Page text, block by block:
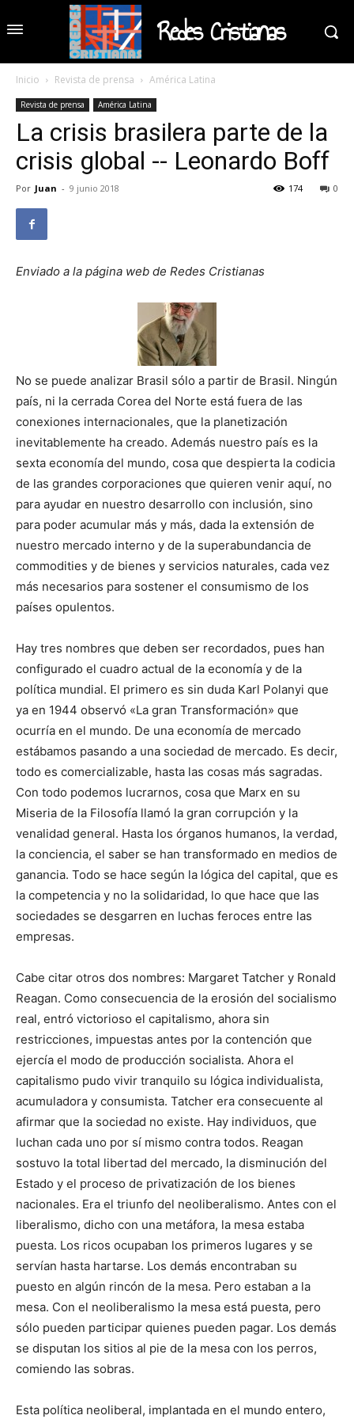
Redes Cristianas
Inicio Revista de prensa América Latina
Revista de prensa América Latina
La crisis brasilera parte de la
crisis global -- Leonardo Boff
Por Juan - 9 junio 2018 0
174
Enviado a la página web de Redes Cristianas
No se puede analizar Brasil sólo a partir de Brasil. Ningún
país, ni la cerrada Corea del Norte está fuera de las
conexiones internacionales, que la planetización
inevitablemente ha creado. Además nuestro país es la
sexta economía del mundo, cosa que despierta la codicia
de las grandes corporaciones que quieren venir aquí, no
para ayudar en nuestro desarrollo con inclusión, sino
para poder acumular más y más, dada la extensión de
nuestro mercado interno y de la superabundancia de
commodities y de bienes y servicios naturales, cada vez
más necesarios para sostener el consumismo de los
países opulentos.
Hay tres nombres que deben ser recordados, pues han
configurado el cuadro actual de la economía y de la
política mundial. El primero es sin duda Karl Polanyi que
ya en 1944 observó «La gran Transformación» que
ocurría en el mundo. De una economía de mercado
estábamos pasando a una sociedad de mercado. Es decir,
todo es comercializable, hasta las cosas más sagradas.
Con todo podemos lucrarnos, cosa que Marx en su
Miseria de la Filosofía llamó la gran corrupción y la
venalidad general. Hasta los órganos humanos, la verdad,
la conciencia, el saber se han transformado en medios de
ganancia. Todo se hace según la lógica del capital, que es
la competencia y no la solidaridad, lo que hace que las
sociedades se desgarren en luchas feroces entre las
empresas.
Cabe citar otros dos nombres: Margaret Tatcher y Ronald
Reagan. Como consecuencia de la erosión del socialismo
real, entró victorioso el capitalismo, ahora sin
restricciones, impuestas antes por la contención que
ejercía el modo de producción socialista. Ahora el
capitalismo pudo vivir tranquilo su lógica individualista,
acumuladora y consumista. Tatcher era consecuente al
afirmar que la sociedad no existe. Hay individuos, que
luchan cada uno por sí mismo contra todos. Reagan
sostuvo la total libertad del mercado, la disminución del
Estado y el proceso de privatización de los bienes
nacionales. Era el triunfo del neoliberalismo. Antes con el
liberalismo, dicho con una metáfora, la mesa estaba
puesta. Los ricos ocupaban los primeros lugares y se
servían hasta hartarse. Los demás encontraban su
puesto en algún rincón de la mesa. Pero estaban a la
mesa. Con el neoliberalismo la mesa está puesta, pero
sólo pueden participar quienes pueden pagar. Los demás
se disputan los sitios al pie de la mesa con los perros,
comiendo las sobras.
Esta política neoliberal, implantada en el mundo entero,